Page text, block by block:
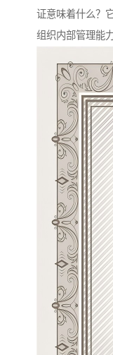
证意味着什么？
组织内部管理能